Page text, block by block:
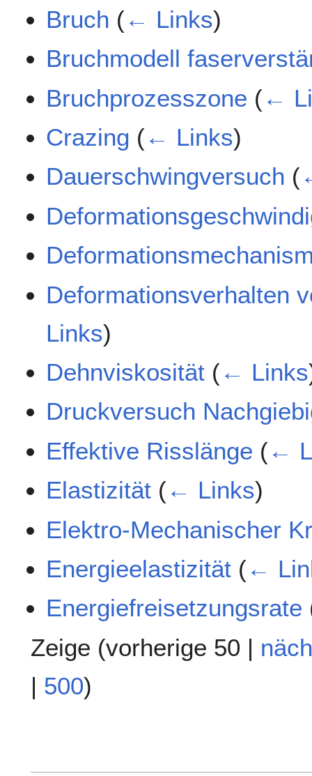
Bruch (← Links)
Bruchmodell
Bruchprozesszone (←
Crazing (← Links)
Dauerschwingversuch (
Deformationsverhalten
Links)
Dehnviskosität (← Links
Druckversuch
Effektive Risslänge (←
Elastizität (← Links)
Elektro-Mechanischer
Energieelastizität (←
Energiefreisetzungsrate
Zeige (vorherige 50 |
| 500)